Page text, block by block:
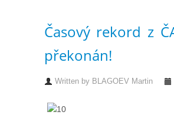
Časový rekord z
překonán!
Written by BLAGOEV Martin